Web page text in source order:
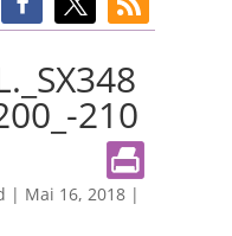
210
| Mai 16, 2018|